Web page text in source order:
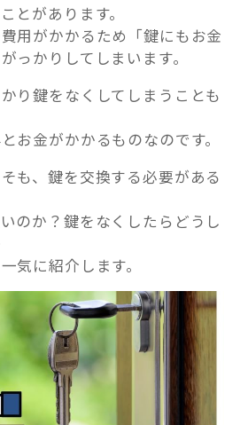
とがあります。
用がかかるため「鍵にもお金
っかりしてしまいます。
り鍵をなくしてしまうことも
お金がかかるものなのです。
も、鍵を交換する必要がある
のか？鍵をなくしたらどうし
気に紹介します。